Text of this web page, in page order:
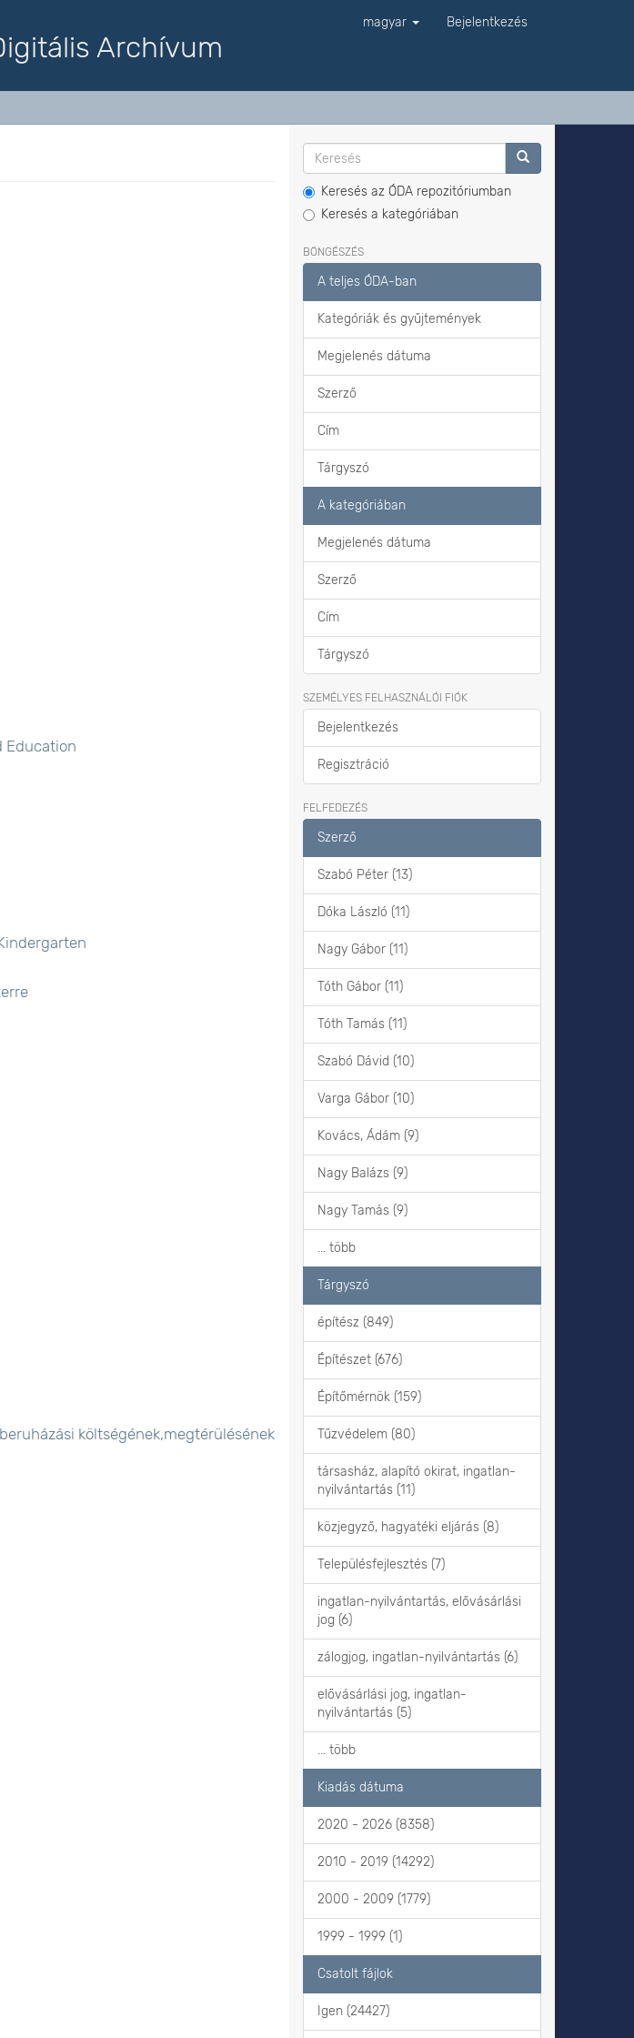
Archívum
magyar Bejelentkezés
Education
költségének,megtérülésének
Keresés az ÓDA repozitóriumban
Keresés a kategóriában
BÖNGÉSZÉS
A teljes ÓDA-ban
Kategóriák és gyűjtemények
Megjelenés dátuma
Szerző
Cím
Tárgyszó
A kategóriában
Megjelenés dátuma
Szerző
Cím
Tárgyszó
SZEMÉLYES FELHASZNÁLÓI FIÓK
Bejelentkezés
Regisztráció
FELFEDEZÉS
Szerző
Szabó Péter (13)
Dóka László (11)
Nagy Gábor (11)
Tóth Gábor (11)
Tóth Tamás (11)
Szabó Dávid (10)
Varga Gábor (10)
Kovács, Ádám (9)
Nagy Balázs (9)
Nagy Tamás (9)
... több
Tárgyszó
építész (849)
Építészet (676)
Építőmérnök (159)
Tűzvédelem (80)
társasház, alapító okirat, ingatlan-
nyilvántartás (11)
közjegyző, hagyatéki eljárás (8)
Településfejlesztés (7)
ingatlan-nyilvántartás, elővásárlási
jog (6)
zálogjog, ingatlan-nyilvántartás (6)
elővásárlási jog, ingatlan-
nyilvántartás (5)
... több
Kiadás dátuma
2020 - 2026 (8358)
2010 - 2019 (14292)
2000 - 2009 (1779)
1999 - 1999 (1)
Csatolt fájlok
Igen (24427)